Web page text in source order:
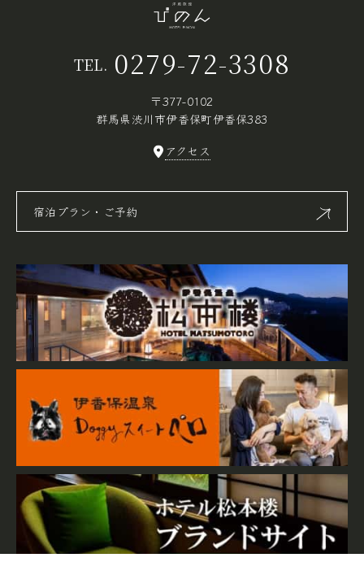
TEL. 0279-72-3308
〒377-0102
群馬県渋川市伊香保町伊香保383
アクセス
宿泊プラン・ご予約